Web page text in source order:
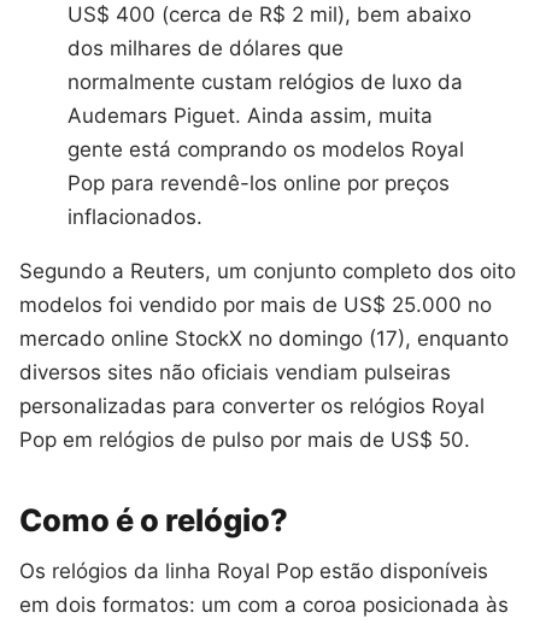
US$ 400 (cerca de R$ 2 mil), bem abaixo
dos milhares de dólares que
normalmente custam relógios de luxo da
Audemars Piguet. Ainda assim, muita
gente está comprando os modelos Royal
Pop para revendê-los online por preços
inflacionados.
Segundo a Reuters, um conjunto completo dos oito
modelos foi vendido por mais de US$ 25.000 no
mercado online StockX no domingo (17), enquanto
diversos sites não oficiais vendiam pulseiras
personalizadas para converter os relógios Royal
Pop em relógios de pulso por mais de US$ 50.
Como é o relógio?
Os relógios da linha Royal Pop estão disponíveis
em dois formatos: um com a coroa posicionada às